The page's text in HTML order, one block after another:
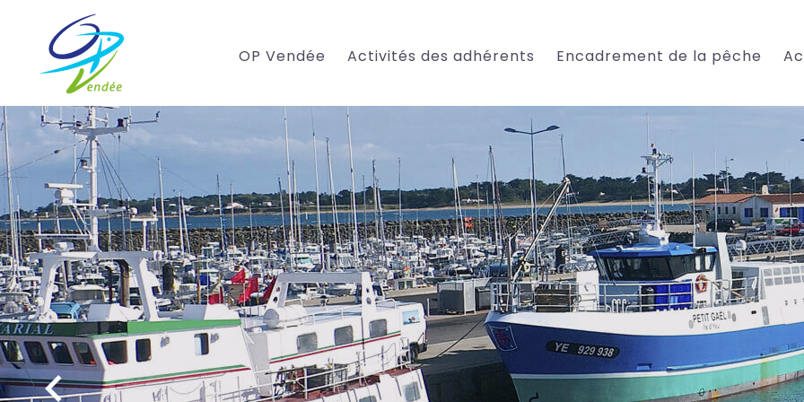
OP Vendée Activités des adhérents Encadrement de la pêche
keyboard_arrow_left